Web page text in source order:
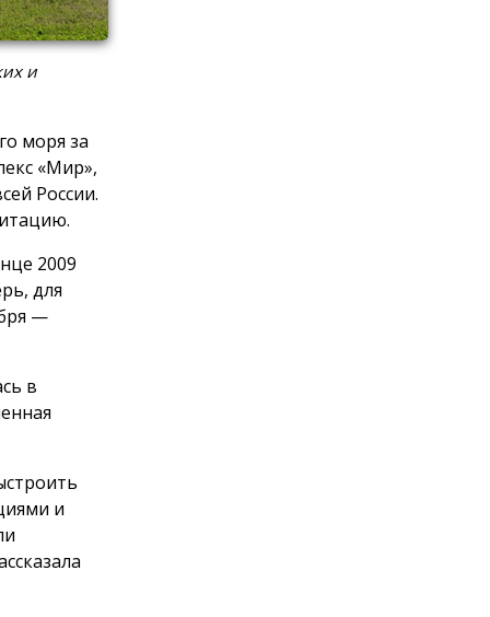
и
моря за
«Мир»,
России.
2009
для
—
в
и